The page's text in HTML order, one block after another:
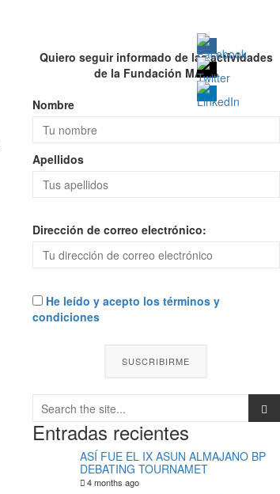
Quiero seguir informado de las actividades
de la Fundación MAAS
Nombre
Apellidos
Dirección de correo electrónico:
He leído y acepto los términos y
condiciones
Entradas recientes
ASÍ FUE EL IX ASUN ALMAJANO BP
DEBATING TOURNAMET
4 months ago